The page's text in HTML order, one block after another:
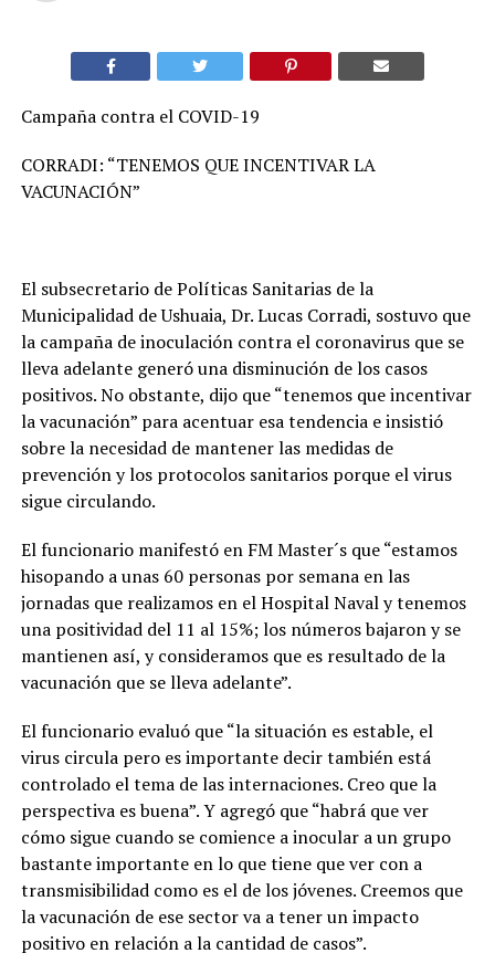
Campaña contra el COVID-19
CORRADI: “TENEMOS QUE INCENTIVAR LA
VACUNACIÓN”
El subsecretario de Políticas Sanitarias de la
Municipalidad de Ushuaia, Dr. Lucas Corradi, sostuvo que
la campaña de inoculación contra el coronavirus que se
lleva adelante generó una disminución de los casos
positivos. No obstante, dijo que “tenemos que incentivar
la vacunación” para acentuar esa tendencia e insistió
sobre la necesidad de mantener las medidas de
prevención y los protocolos sanitarios porque el virus
sigue circulando.
El funcionario manifestó en FM Master´s que “estamos
hisopando a unas 60 personas por semana en las
jornadas que realizamos en el Hospital Naval y tenemos
una positividad del 11 al 15%; los números bajaron y se
mantienen así, y consideramos que es resultado de la
vacunación que se lleva adelante”.
El funcionario evaluó que “la situación es estable, el
virus circula pero es importante decir también está
controlado el tema de las internaciones. Creo que la
perspectiva es buena”. Y agregó que “habrá que ver
cómo sigue cuando se comience a inocular a un grupo
bastante importante en lo que tiene que ver con a
transmisibilidad como es el de los jóvenes. Creemos que
la vacunación de ese sector va a tener un impacto
positivo en relación a la cantidad de casos”.